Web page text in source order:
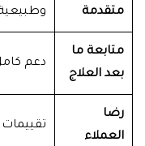
متقدمة
متابعة ما
بعد العلاج
دعم
رضا
العملاء